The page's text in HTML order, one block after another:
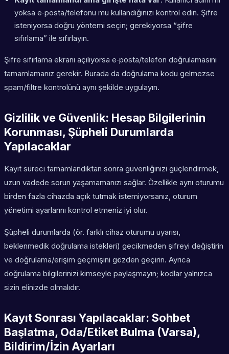
yoksa e‑posta/telefonu mu kullandığınızı kontrol edin. Şifre
isteniyorsa doğru yöntemi seçin; gerekiyorsa “şifre
sıfırlama” ile sıfırlayın.
Şifre sıfırlama ekranı açılıyorsa e‑posta/telefon doğrulamasını
tamamlamanız gerekir. Burada da doğrulama kodu gelmezse
spam/filtre kontrolünü aynı şekilde uygulayın.
Gizlilik ve Güvenlik: Hesap Bilgilerinin
Korunması, Şüpheli Durumlarda
Yapılacaklar
Kayıt süreci tamamlandıktan sonra güvenliğinizi güçlendirmek,
uzun vadede sorun yaşamamanızı sağlar. Özellikle aynı oturumu
birden fazla cihazda açık tutmak istemiyorsanız, oturum
yönetimi ayarlarını kontrol etmeniz iyi olur.
Şüpheli durumlarda (ör. farklı cihaz oturumu uyarısı,
beklenmedik doğrulama istekleri) gecikmeden şifreyi değiştirin
ve doğrulama/erişim geçmişini gözden geçirin. Ayrıca
doğrulama bilgilerinizi kimseyle paylaşmayın; kodlar yalnızca
sizin elinizde olmalıdır.
Kayıt Sonrası Yapılacaklar: Sohbet
Başlatma, Oda/Etiket Bulma (Varsa),
Bildirim/İzin Ayarları